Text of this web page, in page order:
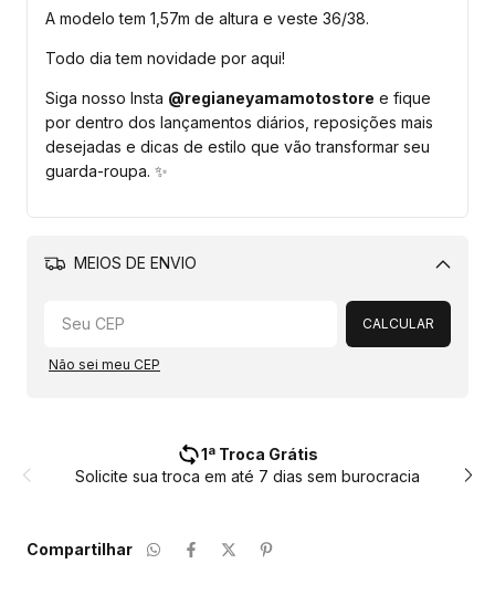
A modelo tem 1,57m de altura e veste 36/38.
Todo dia tem novidade por aqui!
Siga nosso Insta @regianeyamamotostore e fique
por dentro dos lançamentos diários, reposições mais
desejadas e dicas de estilo que vão transformar seu
guarda-roupa. ✨
MEIOS DE ENVIO
Alterar CEP
CALCULAR
Não sei meu CEP
Envio Rápido
Seu pedido é separado com carinho por aqui! Enviamos
Compartilhar